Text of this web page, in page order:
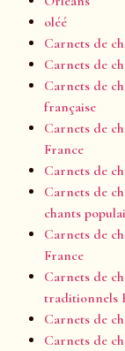
oléé
Carnets de
Carnets de
Carnets de
française
Carnets de
France
Carnets de
Carnets de
chants
Carnets de
France
Carnets de
traditionnels
Carnets de
Carnets de